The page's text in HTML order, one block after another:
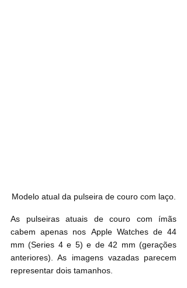
Modelo atual da pulseira de couro com laço.
As pulseiras atuais de couro com ímãs
cabem apenas nos ‌Apple Watches‌ de 44
mm (Series 4 e 5) e de 42 mm (gerações
anteriores). As imagens vazadas parecem
representar dois tamanhos.